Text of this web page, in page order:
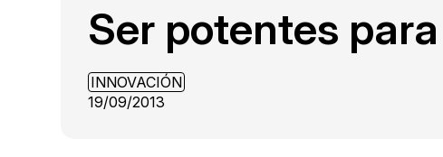
Ser potentes
INNOVACIÓN
19/09/2013